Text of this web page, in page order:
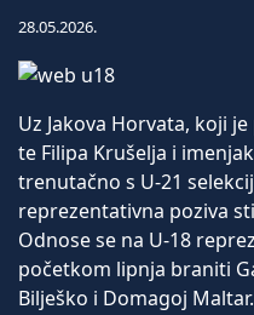
28.05.2026.
Uz Jakova Horvata, koji
te Filipa Krušelja i
trenutačno s U-21
reprezentativna poziva
Odnose se na U-18
početkom lipnja braniti
Bilješko i Domagoj Maltar.